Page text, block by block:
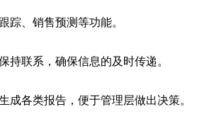
踪、销售预测等功能。
持联系，确保信息的及时传递。
各类报告，便于管理层做出决策。